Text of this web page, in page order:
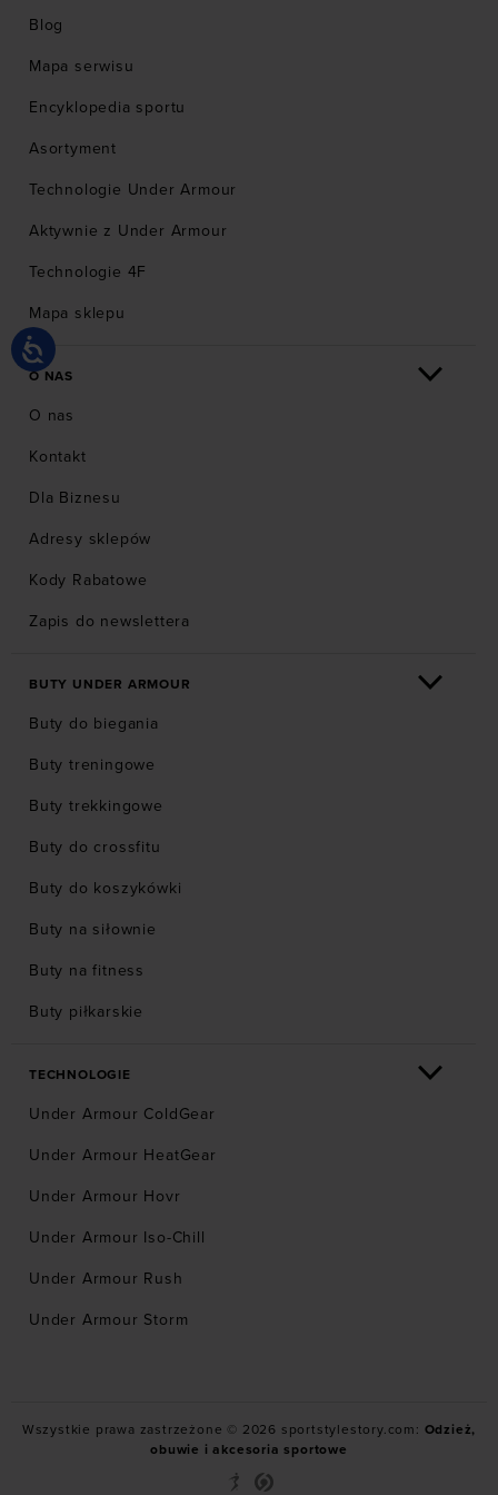
online.
Blog
Mapa serwisu
Encyklopedia sportu
Asortyment
Technologie Under Armour
Aktywnie z Under Armour
Technologie 4F
Mapa sklepu
O NAS
O nas
Kontakt
Dla Biznesu
Adresy sklepów
Kody Rabatowe
Zapis do newslettera
BUTY UNDER ARMOUR
Buty do biegania
Buty treningowe
Buty trekkingowe
Buty do crossfitu
Buty do koszykówki
Buty na siłownie
Buty na fitness
Buty piłkarskie
TECHNOLOGIE
Under Armour ColdGear
Under Armour HeatGear
Under Armour Hovr
Under Armour Iso-Chill
Under Armour Rush
Under Armour Storm
Wszystkie prawa zastrzeżone © 2026 sportstylestory.com: Odzież,
obuwie i akcesoria sportowe